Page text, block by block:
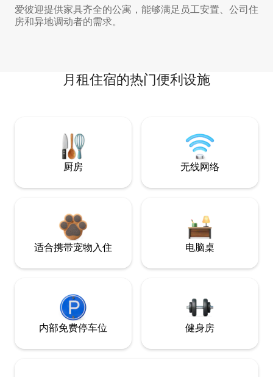
爱彼迎提供家具齐全的公寓，能够满足员工安置、公司住
房和异地调动者的需求。
月租住宿的热门便利设施
厨房 无线网络
适合携带宠物入住 电脑桌
内部免费停车位 健身房